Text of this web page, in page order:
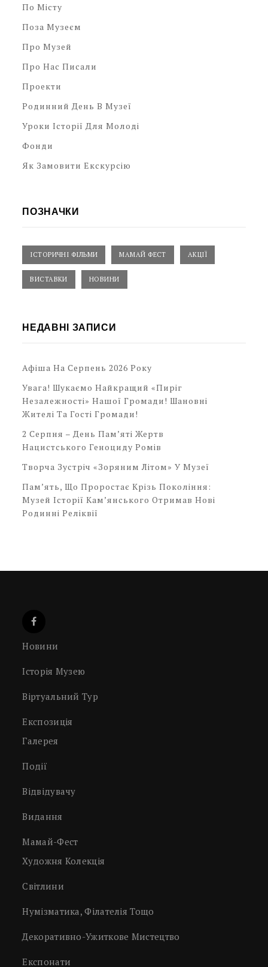
По Місту
Поза Музеєм
Про Музей
Про Нас Писали
Проекти
Родинний День В Музеї
Уроки Історії Для Молоді
Фонди
Як Замовити Екскурсію
ПОЗНАЧКИ
ІСТОРИЧНІ ФІЛЬМИ МАМАЙ ФЕСТ АКЦІЇ
ВИСТАВКИ НОВИНИ
НЕДАВНІ ЗАПИСИ
Афіша На Серпень 2026 Року
Увага! Шукаємо Найкращий «Пиріг
Незалежності» Нашої Громади! Шановні
Жителі Та Гості Громади!
2 Серпня – День Пам’яті Жертв
Нацистського Геноциду Ромів
Творча Зустріч «Зоряним Літом» У Музеї
Пам’ять, Що Проростає Крізь Покоління:
Музей Історії Кам’янського Отримав Нові
Родинні Реліквії
Новини
Історія Музею
Віртуальний Тур
Експозиція
Галерея
Події
Відвідувачу
Видання
Мамай-Фест
Художня Колекція
Світлини
Нумізматика, Філателія Тощо
Декоративно-Ужиткове Мистецтво
Експонати